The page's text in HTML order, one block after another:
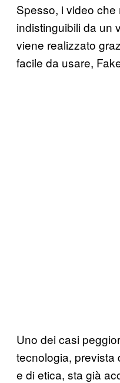
Spesso, i video
indistinguibili da un
viene realizzato
facile da usare,
Uno dei casi
tecnologia, prevista
e di etica, sta già